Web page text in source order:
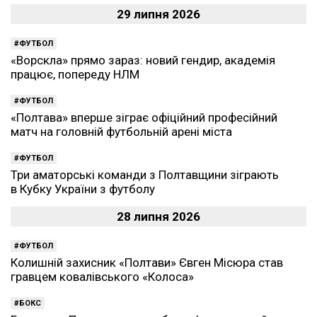
29 липня 2026
ФУТБОЛ
«Ворскла» прямо зараз: новий гендир, академія
працює, попереду НЛМ
ФУТБОЛ
«Полтава» вперше зіграє офіційний професійний
матч на головній футбольній арені міста
ФУТБОЛ
Три аматорські команди з Полтавщини зіграють
в Кубку України з футболу
28 липня 2026
ФУТБОЛ
Колишній захисник «Полтави» Євген Місюра став
гравцем ковалівського «Колоса»
БОКС